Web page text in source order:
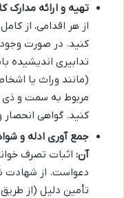
تهیه و ارائه مدارک
از هر اقدامی، از
کنید. در صورت وجود
تدابیری اندیشیده
(مانند وراث یا
مربوط به سمت و ذی
کنید. گواهی
جمع آوری ادله و
آن: اثبات تصرف
دعواست. از شهادت
تأمین دلیل (از